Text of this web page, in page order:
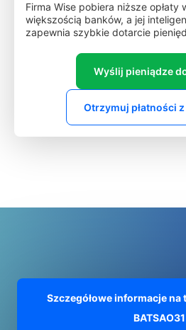
Firma Wise pobiera niższe opłaty
większością banków, a jej
zapewnia szybkie dotarcie
Wyślij pieniądze
Otrzymuj płatności
Szczegółowe informacje na
BATSAO31